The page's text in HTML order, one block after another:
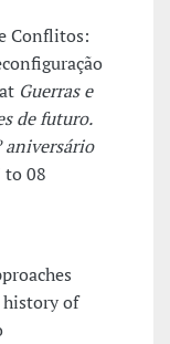
Conflitos:
Guerras e
de futuro.
aniversário
to 08
of